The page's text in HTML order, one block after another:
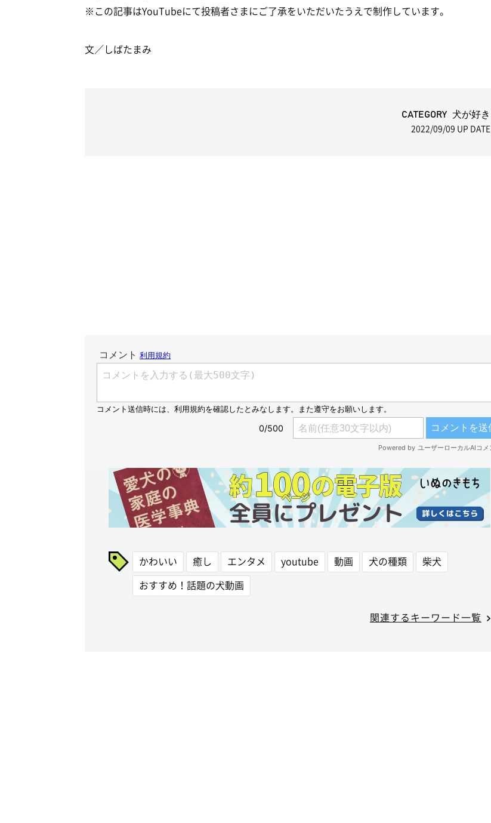
※この記事はYouTubeにて投稿者さまにご了承をいただいたうえで制作しています。
文／しばたまみ
CATEGORY 犬が好き
2022/09/09 UP DATE
かわいい 癒し エンタメ youtube 動画 犬の種類
柴犬
おすすめ！話題の犬動画
関連するキーワード一覧